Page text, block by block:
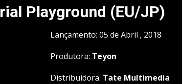
Playground (EU/JP)
Lançamento: 05 de Abril , 2018
Produtora: Teyon
Distribuidora: Tate Multimedia